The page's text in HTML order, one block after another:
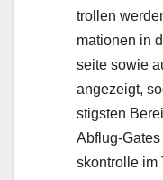
trollen
ma­tio­nen in
seite sowie
angezeigt,
stig­sten
Abflug-
skon­trolle im